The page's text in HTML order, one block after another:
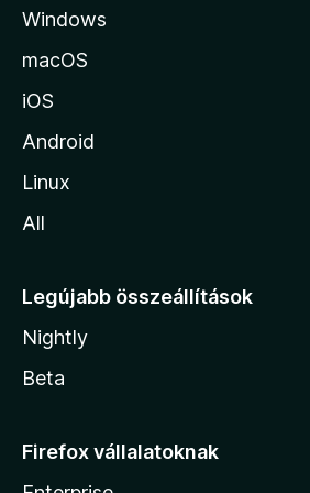
r
Windows
macOS
iOS
Android
Linux
All
Legújabb összeállítások
Nightly
Beta
Firefox vállalatoknak